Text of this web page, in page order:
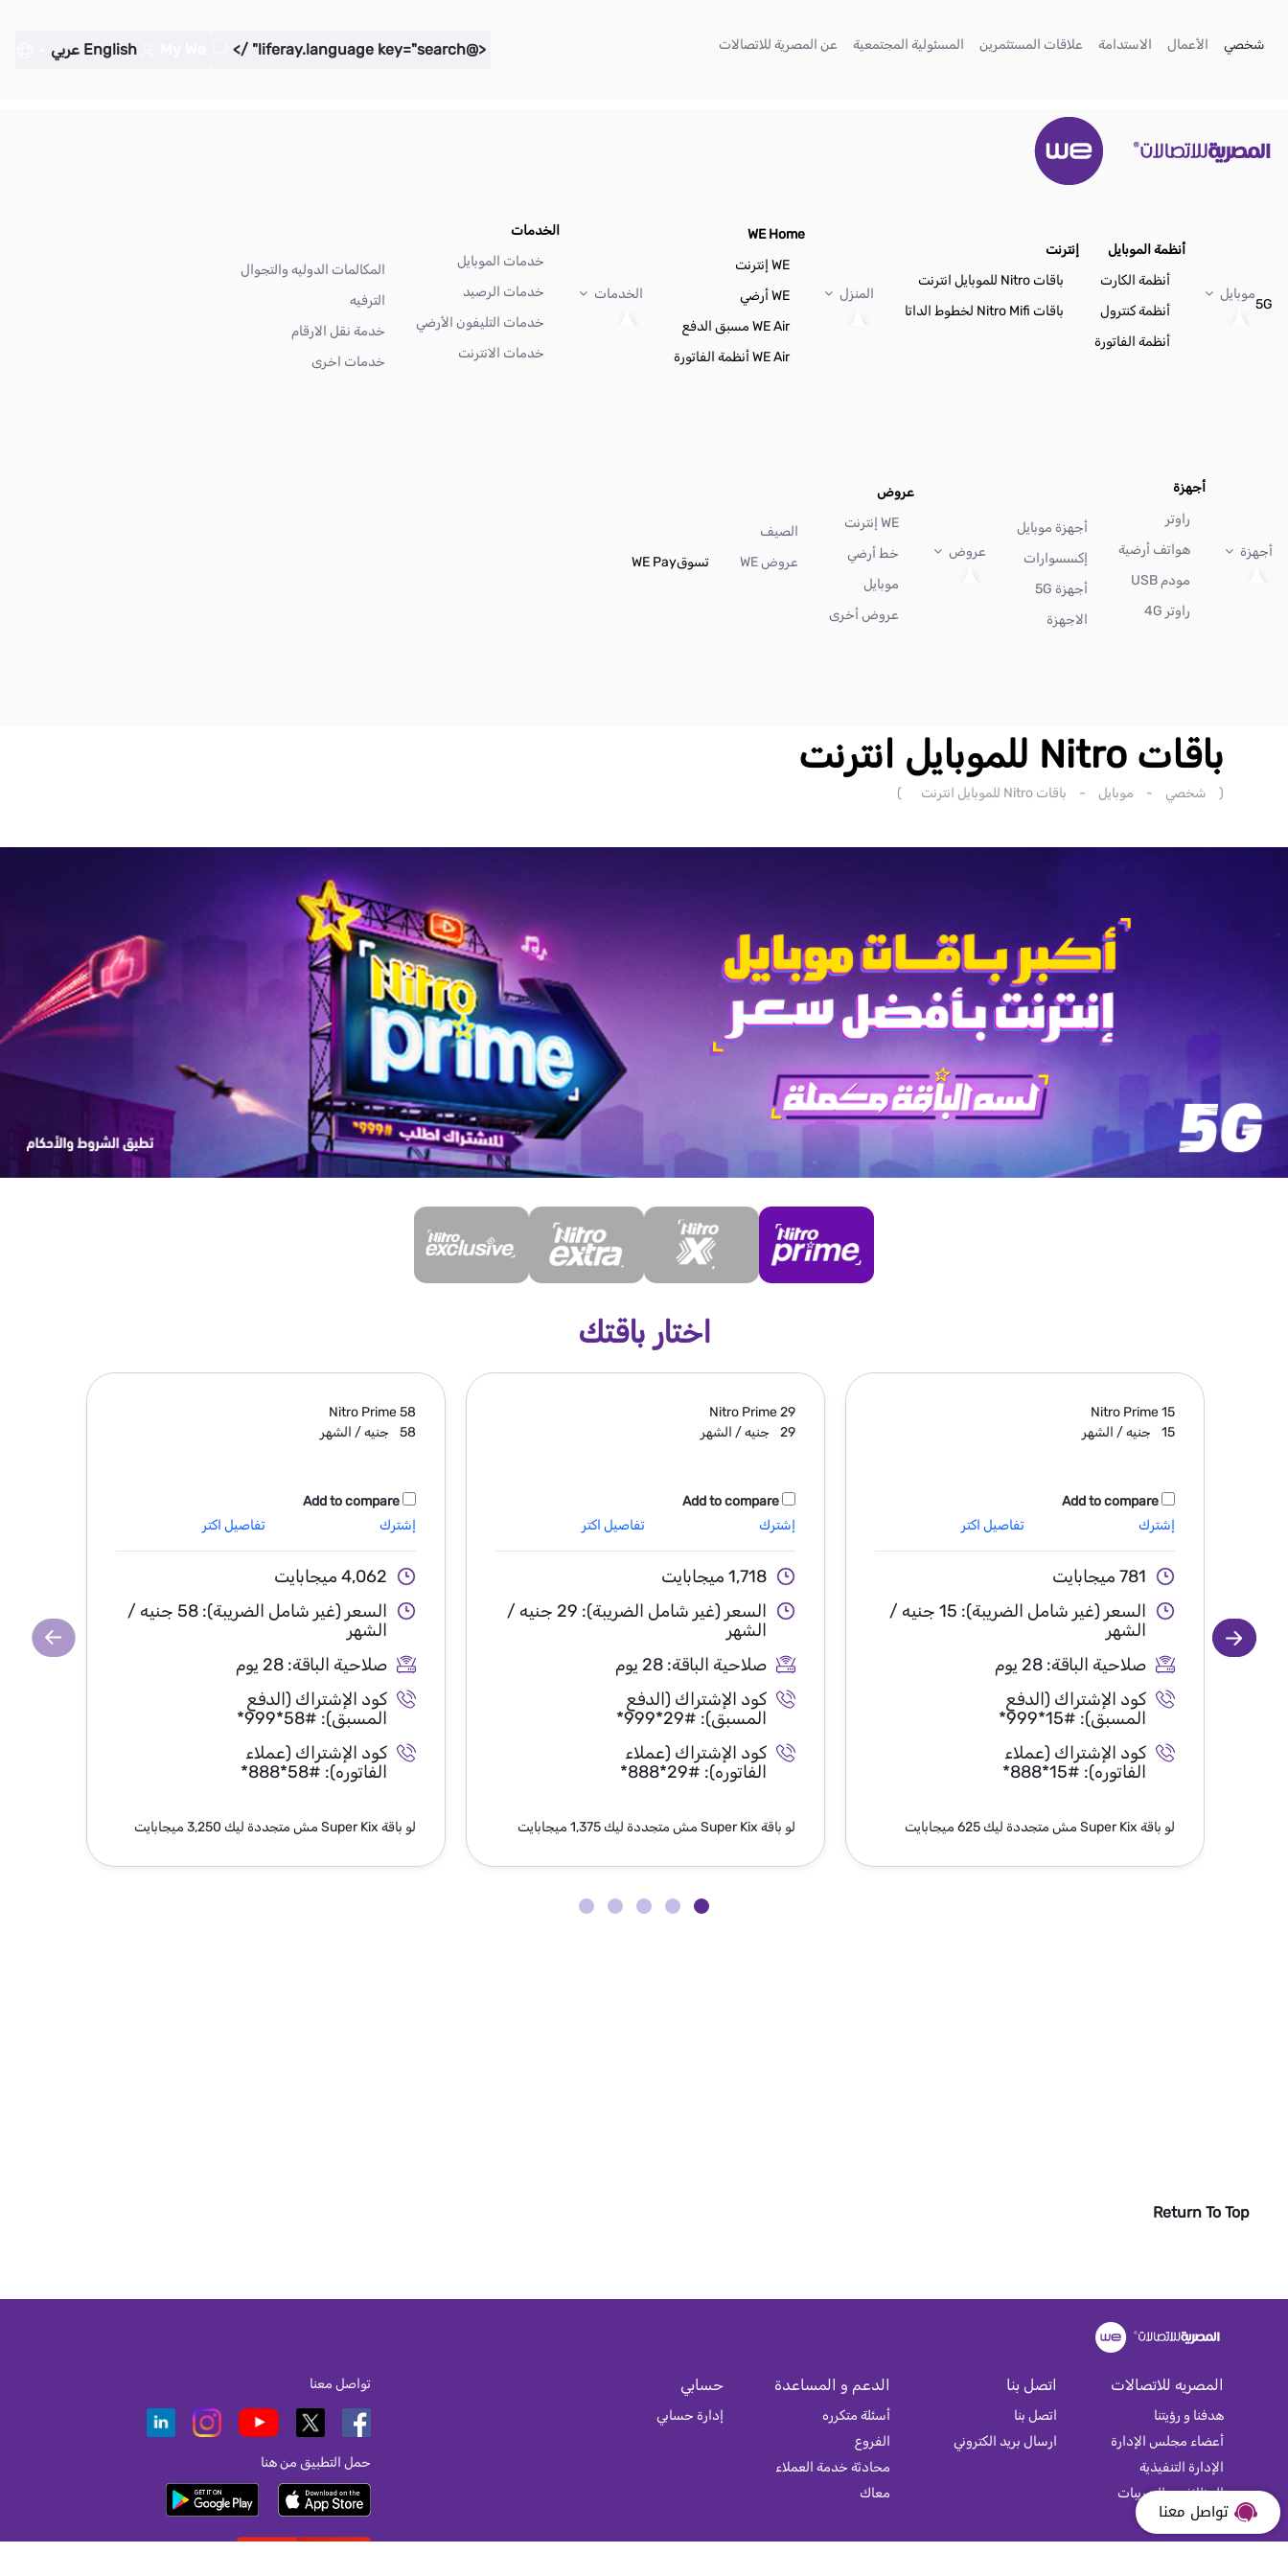
شخصي
الأعمال الاستدامة
(current) علاقات المستثمرين
(current) المسئولية المجتمعية
(current) عن المصرية للاتصالات <@liferay.language key="search" />
English عربي
5G
موبايل
أنظمة الموبايل
أنظمة الكارت
أنظمة كنترول
أنظمة الفاتورة
إنترنت
باقات Nitro للموبايل انترنت
باقات Nitro Mifi لخطوط الداتا
المنزل
WE Home
WE إنترنت
WE أرضي
WE Air مسبق الدفع
WE Air أنظمة الفاتورة
الخدمات
الخدمات
خدمات الموبايل
خدمات الرصيد
خدمات التليفون الأرضي
خدمات الانترنت
المكالمات الدوليه والتجوال
الترفيه
خدمة نقل الارقام
خدمات اخرى
أجهزة
أجهزة
راوتر
هواتف أرضية
مودم USB
راوتر 4G
أجهزة موبايل
إكسسوارات
أجهزة 5G
الاجهزة
عروض
عروض
WE إنترنت
خط أرضي
موبايل
عروض أخرى
الصيف
عروض WE
تسوقWE Pay
باقات Nitro للموبايل انترنت
( شخصي - موبايل - باقات Nitro للموبايل انترنت )
اختار باقتك
Nitro Prime15
15
جنيه / الشهر
Add to compare
إشترك
تفاصيل اكتر
781 ميجابايت
السعر (غير شامل الضريبة): 15 جنيه /
الشهر
صلاحية الباقة: 28 يوم
كود الإشتراك (الدفع
المسبق): *999*15#
كود الإشتراك (عملاء
الفاتوره): *888*15#
لو باقة Super Kix مش متجددة ليك 625 ميجابايت
Nitro Prime29
29
جنيه / الشهر
Add to compare
إشترك
تفاصيل اكتر
1,718 ميجابايت
السعر (غير شامل الضريبة):
29 جنيه /
الشهر
صلاحية الباقة:28 يوم
كود الإشتراك (الدفع
المسبق): *999*29#
كود الإشتراك (عملاء
الفاتوره): *888*29#
لو باقة Super Kix مش متجددة ليك 1,375 ميجابايت
Nitro Prime58
58
جنيه / الشهر
Add to compare
إشترك
تفاصيل اكتر
4,062 ميجابايت
السعر (غير شامل الضريبة):
58 جنيه /
الشهر
صلاحية الباقة:28 يوم
كود الإشتراك (الدفع
المسبق): *999*58#
كود الإشتراك (عملاء
الفاتوره): *888*58#
لو باقة Super Kix مش متجددة ليك 3,250 ميجابايت
Return To Top
المصريه للاتصالات
هدفنا و رؤيتنا
أعضاء مجلس الإدارة
الإدارة التنفيذية
الوظائف و التدريبات
خريطة الموقع
اتصل بنا
اتصل بنا
ارسال بريد الكتروني
الدعم و المساعدة
أسئلة متكرره
الفروع
محادثة خدمة العملاء
معاك
حسابي
إدارة حسابي
تواصل معنا
حمل التطبيق من هنا
تواصل معنا